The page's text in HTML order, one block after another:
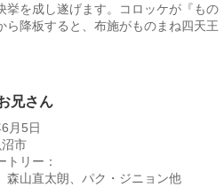
挙を成し遂げます。コロッケが『もの
ら降板すると、布施がものまね四天王
兄さん
月5日
市
トリー：
森山直太朗、パク・ジニョン他